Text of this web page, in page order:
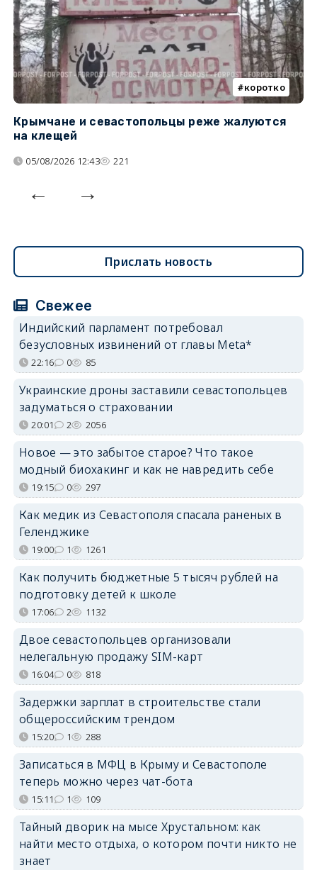
коротко
Крымчане и севастопольцы реже жалуются
на клещей
05/08/2026 12:43 221
Прислать новость
Свежее
Индийский парламент потребовал
безусловных извинений от главы Meta*
22:16 0 85
Украинские дроны заставили севастопольцев
задуматься о страховании
20:01 2 2056
Новое — это забытое старое? Что такое
модный биохакинг и как не навредить себе
19:15 0 297
Как медик из Севастополя спасала раненых в
Геленджике
19:00 1 1261
Как получить бюджетные 5 тысяч рублей на
подготовку детей к школе
17:06 2 1132
Двое севастопольцев организовали
нелегальную продажу SIM-карт
16:04 0 818
Задержки зарплат в строительстве стали
общероссийским трендом
15:20 1 288
Записаться в МФЦ в Крыму и Севастополе
теперь можно через чат-бота
15:11 1 109
Тайный дворик на мысе Хрустальном: как
найти место отдыха, о котором почти никто не
знает